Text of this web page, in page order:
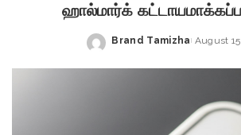
ஹால்மார்க்
Posted
Brand Tamizha August